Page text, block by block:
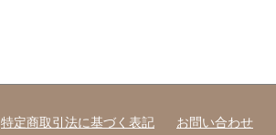
特定商取引法に基づく表記 お問い合わせ